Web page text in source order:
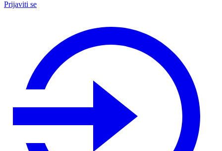
Prijaviti se